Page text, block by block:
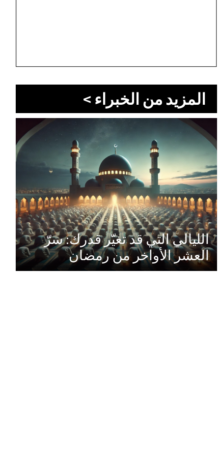
المزيد من الخبراء >
الليالي التي قد تغيّر قدرك: سرّ
العشر الأواخر من رمضان